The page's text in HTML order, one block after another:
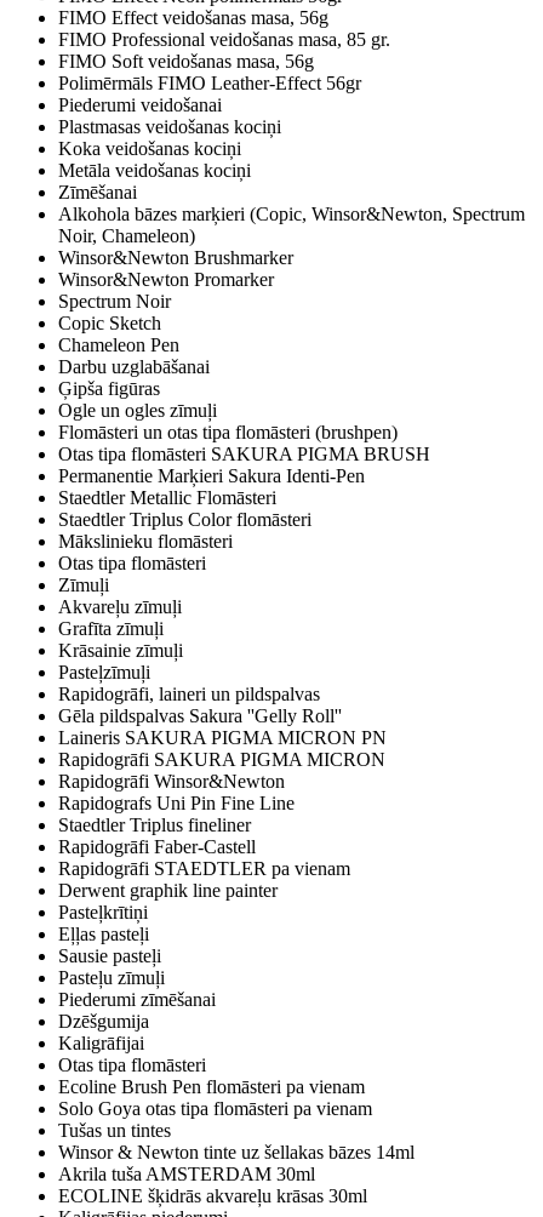
FIMO Effect veidošanas masa, 56g
FIMO Professional veidošanas masa, 85 gr.
FIMO Soft veidošanas masa, 56g
Polimērmāls FIMO Leather-Effect 56gr
Piederumi veidošanai
Plastmasas veidošanas kociņi
Koka veidošanas kociņi
Metāla veidošanas kociņi
Zīmēšanai
Alkohola bāzes marķieri (Copic, Winsor&Newton, Spectrum
Noir, Chameleon)
Winsor&Newton Brushmarker
Winsor&Newton Promarker
Spectrum Noir
Copic Sketch
Chameleon Pen
Darbu uzglabāšanai
Ģipša figūras
Ogle un ogles zīmuļi
Flomāsteri un otas tipa flomāsteri (brushpen)
Otas tipa flomāsteri SAKURA PIGMA BRUSH
Permanentie Marķieri Sakura Identi-Pen
Staedtler Metallic Flomāsteri
Staedtler Triplus Color flomāsteri
Mākslinieku flomāsteri
Otas tipa flomāsteri
Zīmuļi
Akvareļu zīmuļi
Grafīta zīmuļi
Krāsainie zīmuļi
Pasteļzīmuļi
Rapidogrāfi, laineri un pildspalvas
Gēla pildspalvas Sakura ''Gelly Roll''
Laineris SAKURA PIGMA MICRON PN
Rapidogrāfi SAKURA PIGMA MICRON
Rapidogrāfi Winsor&Newton
Rapidografs Uni Pin Fine Line
Staedtler Triplus fineliner
Rapidogrāfi Faber-Castell
Rapidogrāfi STAEDTLER pa vienam
Derwent graphik line painter
Pasteļkrītiņi
Eļļas pasteļi
Sausie pasteļi
Pasteļu zīmuļi
Piederumi zīmēšanai
Dzēšgumija
Kaligrāfijai
Otas tipa flomāsteri
Ecoline Brush Pen flomāsteri pa vienam
Solo Goya otas tipa flomāsteri pa vienam
Tušas un tintes
Winsor & Newton tinte uz šellakas bāzes 14ml
Akrila tuša AMSTERDAM 30ml
ECOLINE šķidrās akvareļu krāsas 30ml